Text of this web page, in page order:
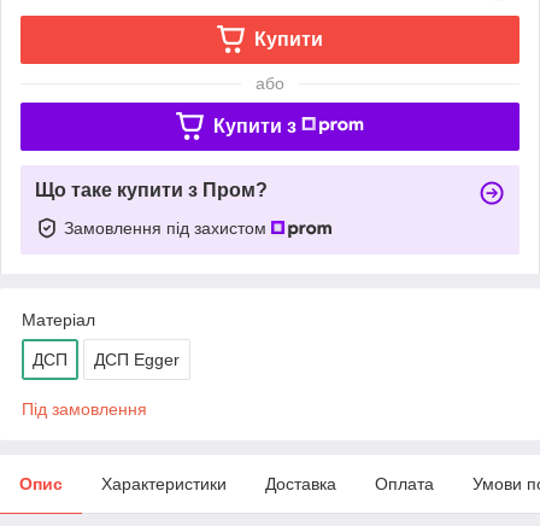
Купити
або
Купити з
Що таке купити з Пром?
Замовлення під захистом
Матеріал
ДСП ДСП Egger
Під замовлення
Опис Характеристики Доставка Оплата Умови